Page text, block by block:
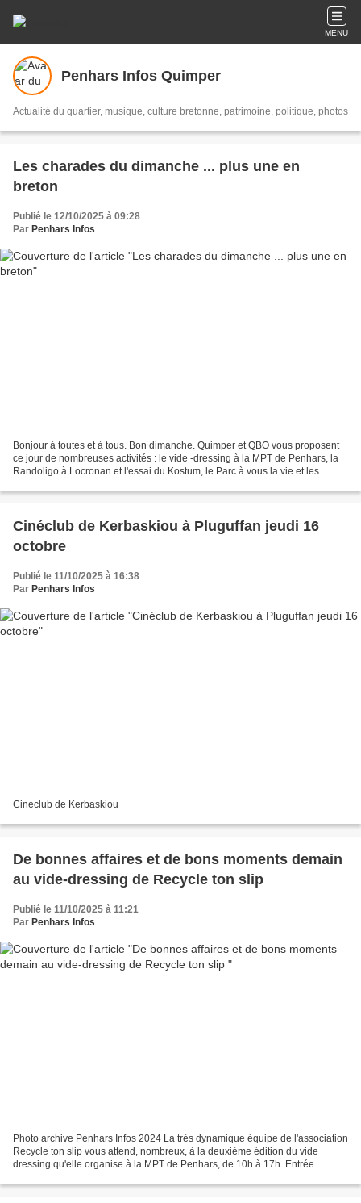
MENU
Penhars Infos Quimper
Actualité du quartier, musique, culture bretonne, patrimoine, politique, photos
Les charades du dimanche ... plus une en
breton
Publié le 12/10/2025 à 09:28
Par Penhars Infos
Bonjour à toutes et à tous. Bon dimanche. Quimper et QBO vous proposent
ce jour de nombreuses activités : le vide -dressing à la MPT de Penhars, la
Randoligo à Locronan et l'essai du Kostum, le Parc à vous la vie et les
Cinéclub de Kerbaskiou à Pluguffan jeudi 16
octobre
Publié le 11/10/2025 à 16:38
Par Penhars Infos
Cineclub de Kerbaskiou
De bonnes affaires et de bons moments demain
au vide-dressing de Recycle ton slip
Publié le 11/10/2025 à 11:21
Par Penhars Infos
Photo archive Penhars Infos 2024 La très dynamique équipe de l'association
Recycle ton slip vous attend, nombreux, à la deuxième édition du vide
dressing qu'elle organise à la MPT de Penhars, de 10h à 17h. Entrée